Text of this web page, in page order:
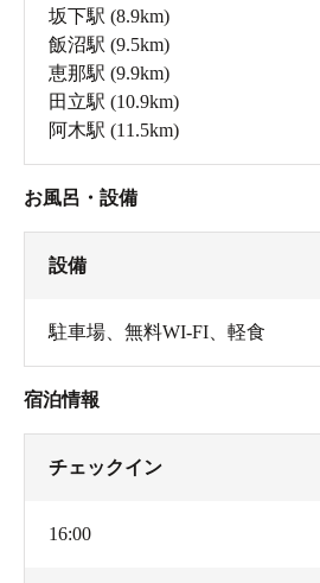
坂下駅 (8.9km)
飯沼駅 (9.5km)
恵那駅 (9.9km)
田立駅 (10.9km)
阿木駅 (11.5km)
お風呂・設備
設備
駐車場 無料WI-FI 軽食
宿泊情報
チェックイン
16:00